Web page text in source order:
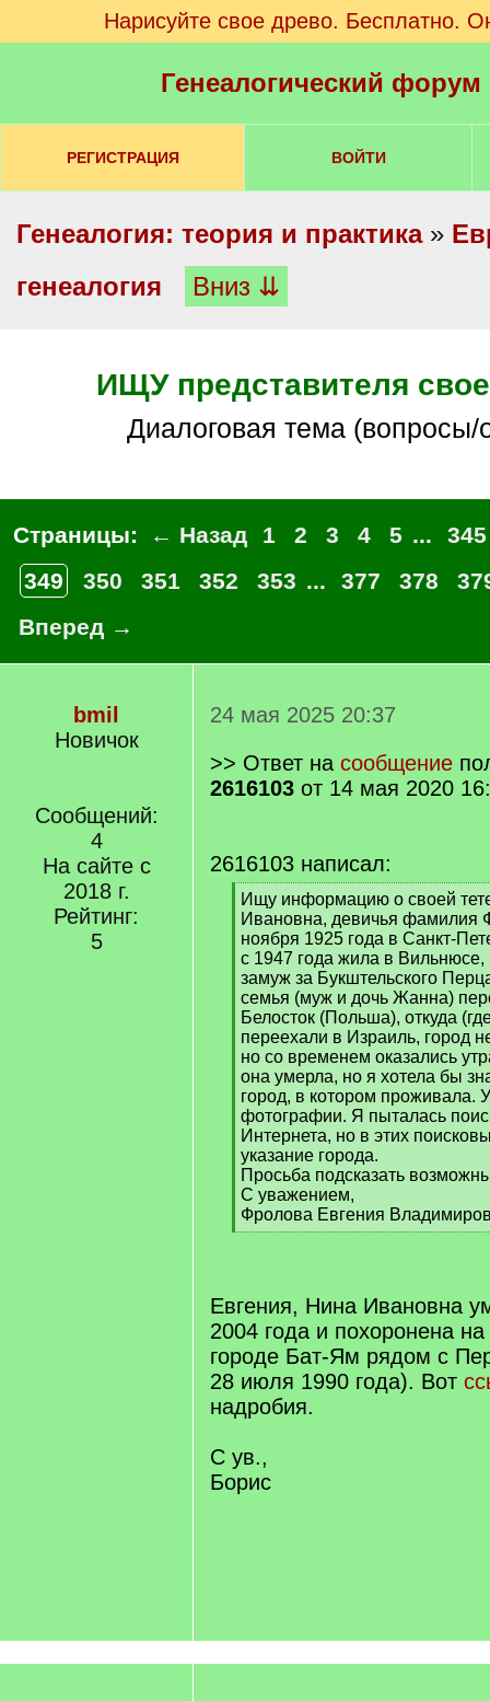
Нарисуйте свое древо. Бесплатно.
Генеалогический
РЕГИСТРАЦИЯ ВОЙТИ
Генеалогия: теория и практика»
генеалогия
Вниз ⇊
ИЩУ представителя
Диалоговая тема (вопросы/
Страницы: ← Назад 1 2 3 4 5 ...
345
349
350 351 352 353 ... 377 378
Вперед →
bmil
Новичок
Сообщений:
4
На сайте с
2018 г.
Рейтинг:
5
24 мая 2025 20:37
>> Ответ на сообщение
2616103 от 14 мая 2020
2616103 написал:
[
q
]
Ищу информацию о своей
Ивановна, девичья фамилия
ноября 1925 года в Санкт-
с 1947 года жила в
замуж за Букштельского
семья (муж и дочь Жанна)
Белосток (Польша), откуда
переехали в Израиль, город
но со временем оказались
она умерла, но я хотела бы
город, в котором проживала.
фотографии. Я пыталась
Интернета, но в этих
указание города.
Просьба подсказать
С уважением,
Фролова Евгения
[
Евгения, Нина Ивановна
2004 года и похоронена
городе Бат-Ям рядом с
28 июля 1990 года). Вот
надробия.
С ув.,
Борис